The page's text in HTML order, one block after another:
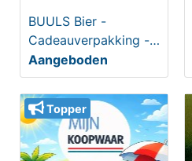
BUULS Bier -
Cadeauverpakking -
2-pack met glas
Aangeboden
Topper